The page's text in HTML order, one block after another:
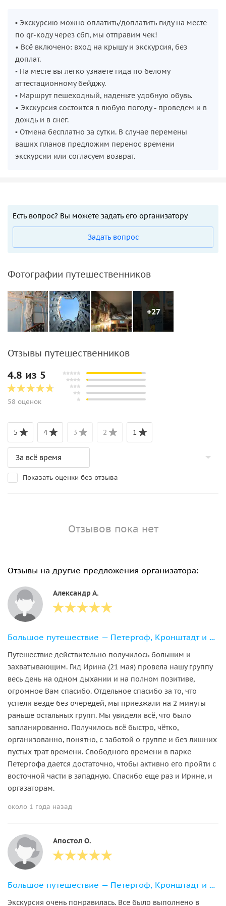
рассказывать, как это было. И объяснить будет сложно:
такое надо видеть вместе.
▪︎ Экскурсию можно оплатить/доплатить гиду на месте
по qr-коду через сбп, мы отправим чек!
• Всё включено: вход на крышу и экскурсия, без
доплат.
▪︎ На месте вы легко узнаете гида по белому
аттестационному бейджу.
▪︎ Маршрут пешеходный, наденьте удобную обувь.
• Экскурсия состоится в любую погоду - проведем и в
дождь и в снег.
▪︎ Отмена бесплатно за сутки. В случае перемены
ваших планов предложим перенос времени
экскурсии или согласуем возврат.
Есть вопрос? Вы можете задать его организатору
Задать вопрос
Фотографии путешественников
+27
Отзывы путешественников
4.8 из 5
58 оценок
5 4 3 2 1
Показать оценки без отзыва
Отзывов пока нет
Отзывы на другие предложения организатора:
Александр А.
Большое путешествие — Петергоф, Кронштадт и форт Константин
Путешествие действительно получилось большим и
захватывающим. Гид Ирина (21 мая) провела нашу группу
весь день на одном дыхании и на полном позитиве,
огромное Вам спасибо. Отдельное спасибо за то, что
успели везде без очередей, мы приезжали на 2 минуты
раньше остальных групп. Мы увидели всё, что было
запланированно. Получилось всё быстро, чётко,
организованно, понятно, с заботой о группе и без лишних
пустых трат времени. Свободного времени в парке
Петергофа дается достаточно, чтобы активно его пройти с
восточной части в западную. Спасибо еще раз и Ирине, и
оргазаторам.
около 1 года назад
Апостол О.
Большое путешествие — Петергоф, Кронштадт и форт Константин
Экскурсия очень понравилась. Все было выполнено в